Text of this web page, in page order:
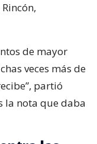
de mayor
veces más de
partió
la nota que daba